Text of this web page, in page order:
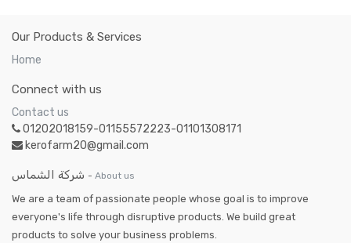
Our Products & Services
Home
Connect with us
Contact us
01202018159-01155572223-01101308171
kerofarm20@gmail.com
شركة الشماس - About us
We are a team of passionate people whose goal is to improve
everyone's life through disruptive products. We build great
products to solve your business problems.